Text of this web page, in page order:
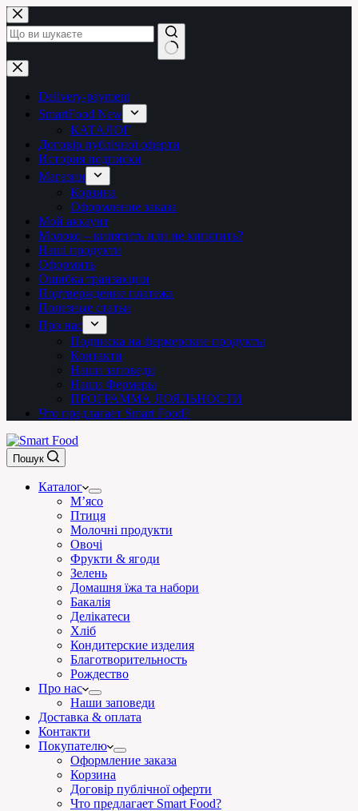
Перейти
до
вмісту
Немає
результатів
Delivery-payment
SmartFood New
КАТАЛОГ
Договір публічної оферти
История подписки
Магазин
Корзина
Оформление заказа
Мой аккаунт
Молоко – кипятить или не кипятить?
Наші продукти
Оформить
Ошибка транзакции
Подтверждение платежа
Полезные статьи
Про нас
Подписка на фермерские продукты
Контакти
Наши заповеди
Наши Фермеры
ПРОГРАММА ЛОЯЛЬНОСТИ
Что предлагает Smart Food?
Пошук
Каталог
М’ясо
Птиця
Молочні продукти
Овочі
Фрукти & ягоди
Зелень
Домашня їжа та набори
Бакалія
Делікатеси
Хліб
Кондитерские изделия
Благотворительность
Рождество
Про нас
Наши заповеди
Доставка & оплата
Контакти
Покупателю
Оформление заказа
Корзина
Договір публічної оферти
Что предлагает Smart Food?